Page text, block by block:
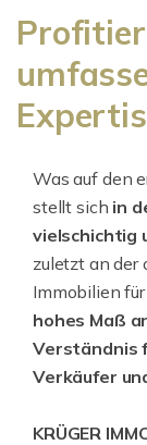
Was auf den
stellt sich in
vielschichtig
zuletzt an der
Immobilien
hohes Maß
Verständnis
Verkäufer
KRÜGER